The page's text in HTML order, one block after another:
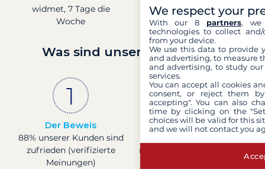
widmet, 7 Tage die
Woche
Boote in Echtzeit.
Was sind unsere Garantien?
Der Beweis
88% unserer Kunden sind
zufrieden (verifizierte
Meinungen)
Französisches
mit solider finanzieller
We respect your
With our 8 partners, we
technologies to collect
from your device.
We use this data to provide
and advertising, to measure
and advertising, to study
services.
You can accept all cookies
consent, or reject them
accepting". You can also
time by clicking on the
choices will be valid for this
and we will not contact you